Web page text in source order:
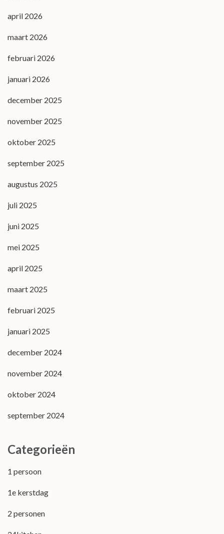
april 2026
maart 2026
februari 2026
januari 2026
december 2025
november 2025
oktober 2025
september 2025
augustus 2025
juli 2025
juni 2025
mei 2025
april 2025
maart 2025
februari 2025
januari 2025
december 2024
november 2024
oktober 2024
september 2024
Categorieën
1 persoon
1e kerstdag
2 personen